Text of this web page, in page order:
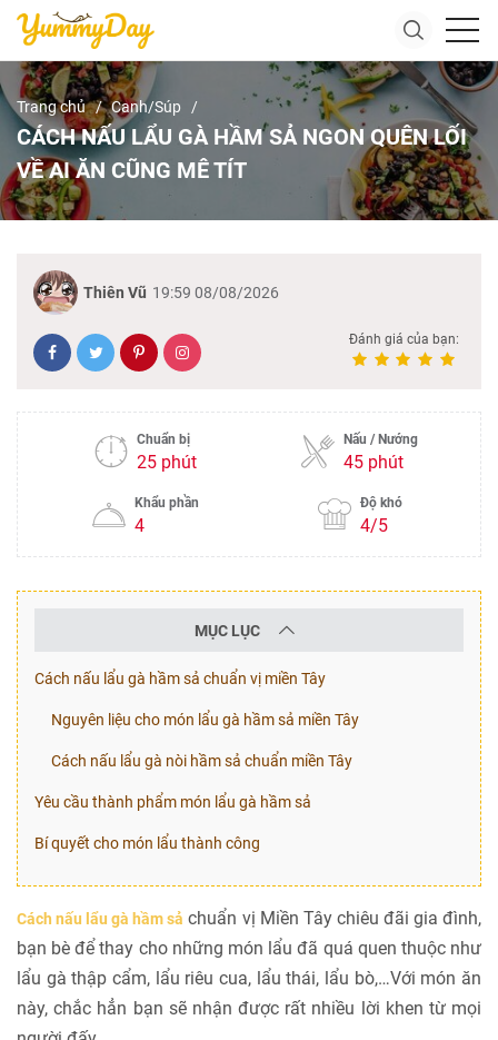
Trang chủ Canh/Súp
CÁCH NẤU LẨU GÀ HẦM SẢ NGON QUÊN LỐI
VỀ AI ĂN CŨNG MÊ TÍT
Thiên Vũ 19:59 08/08/2026
Đánh giá của bạn:
Chuẩn bị
25 phút
Nấu / Nướng
45 phút
Khẩu phần
4
Độ khó
4/5
MỤC LỤC
Cách nấu lẩu gà hầm sả chuẩn vị miền Tây
Nguyên liệu cho món lẩu gà hầm sả miền Tây
Cách nấu lẩu gà nòi hầm sả chuẩn miền Tây
Yêu cầu thành phẩm món lẩu gà hầm sả
Bí quyết cho món lẩu thành công
Cách nấu lẩu gà hầm sả chuẩn vị Miền Tây chiêu đãi gia đình,
bạn bè để thay cho những món lẩu đã quá quen thuộc như
lẩu gà thập cẩm, lẩu riêu cua, lẩu thái, lẩu bò,…Với món ăn
này, chắc hẳn bạn sẽ nhận được rất nhiều lời khen từ mọi